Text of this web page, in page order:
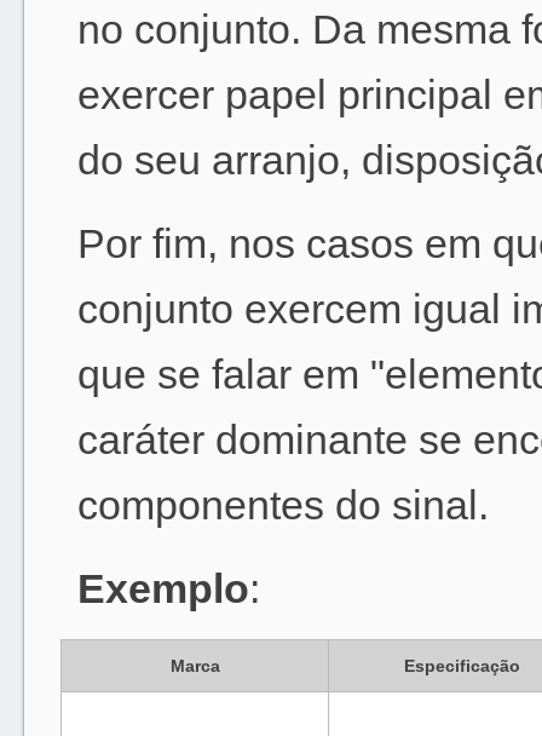
no conjunto. Da mesma
exercer papel principal
do seu arranjo,
Por fim, nos casos em
conjunto exercem igual
que se falar em
caráter dominante se
componentes do sinal.
Exemplo:
Marca Especificação